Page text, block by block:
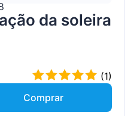
da soleira
(1)
Comprar